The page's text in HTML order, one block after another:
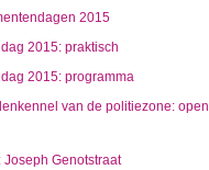
2015
2015: praktisch
2015: programma
van de politiezone: open
Joseph Genotstraat